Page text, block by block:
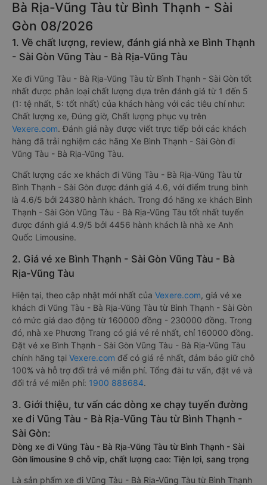
Bà Rịa-Vũng Tàu từ Bình Thạnh - Sài
Gòn 08/2026
1. Về chất lượng, review, đánh giá nhà xe Bình Thạnh
- Sài Gòn Vũng Tàu - Bà Rịa-Vũng Tàu
Xe đi Vũng Tàu - Bà Rịa-Vũng Tàu từ Bình Thạnh - Sài Gòn tốt
nhất được phân loại chất lượng dựa trên đánh giá từ 1 đến 5
(1: tệ nhất, 5: tốt nhất) của khách hàng với các tiêu chí như:
Chất lượng xe, Đúng giờ, Chất lượng phục vụ trên
Vexere.com. Đánh giá này được viết trực tiếp bởi các khách
hàng đã trải nghiệm các hãng Xe Bình Thạnh - Sài Gòn đi
Vũng Tàu - Bà Rịa-Vũng Tàu.
Chất lượng các xe khách đi Vũng Tàu - Bà Rịa-Vũng Tàu từ
Bình Thạnh - Sài Gòn được đánh giá 4.6, với điểm trung bình
là 4.6/5 bởi 24380 hành khách. Trong đó hãng xe khách Bình
Thạnh - Sài Gòn Vũng Tàu - Bà Rịa-Vũng Tàu tốt nhất tuyến
được đánh giá 4.9/5 bởi 4456 hành khách là nhà xe Anh
Quốc Limousine.
2. Giá vé xe Bình Thạnh - Sài Gòn Vũng Tàu - Bà
Rịa-Vũng Tàu
Hiện tại, theo cập nhật mới nhất của Vexere.com, giá vé xe
khách đi Vũng Tàu - Bà Rịa-Vũng Tàu từ Bình Thạnh - Sài Gòn
có mức giá dao động từ 160000 đồng - 230000 đồng. Trong
đó, nhà xe Phương Trang có giá vé rẻ nhất, chỉ 160000 đồng.
Đặt vé xe Bình Thạnh - Sài Gòn Vũng Tàu - Bà Rịa-Vũng Tàu
chính hãng tại Vexere.com để có giá rẻ nhất, đảm bảo giữ chỗ
100% và hỗ trợ đổi trả vé miễn phí. Tổng đài tư vấn, đặt vé và
đổi trả vé miễn phí: 1900 888684.
3. Giới thiệu, tư vấn các dòng xe chạy tuyến đường
xe đi Vũng Tàu - Bà Rịa-Vũng Tàu từ Bình Thạnh -
Sài Gòn:
Dòng xe đi Vũng Tàu - Bà Rịa-Vũng Tàu từ Bình Thạnh - Sài
Gòn limousine 9 chỗ vip, chất lượng cao: Tiện lợi, sang trọng
Là sản phẩm xe đi Vũng Tàu - Bà Rịa-Vũng Tàu từ Bình Thạnh